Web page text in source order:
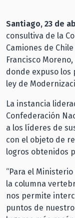
Santiago, 23 de
consultiva de la
Camiones de
Francisco
donde expuso
ley de
La instancia
Confederación
a los líderes de
con el objeto de
logros obtenidos
“Para el
la columna
nos permite
puntos de